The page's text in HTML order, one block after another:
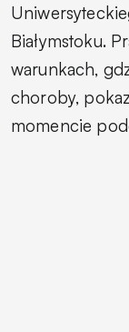
Białymstoku.
warunkach,
choroby,
momencie